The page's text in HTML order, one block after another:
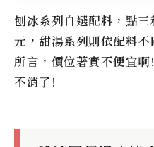
刨冰系列自選配料，點
元，甜湯系列則依配料
所言，價位著實不便宜
不消了!